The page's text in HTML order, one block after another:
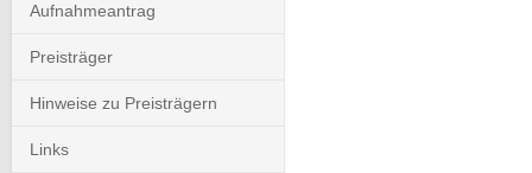
Aufnahmeantrag
Preisträger
Hinweise zu Preisträgern
Links